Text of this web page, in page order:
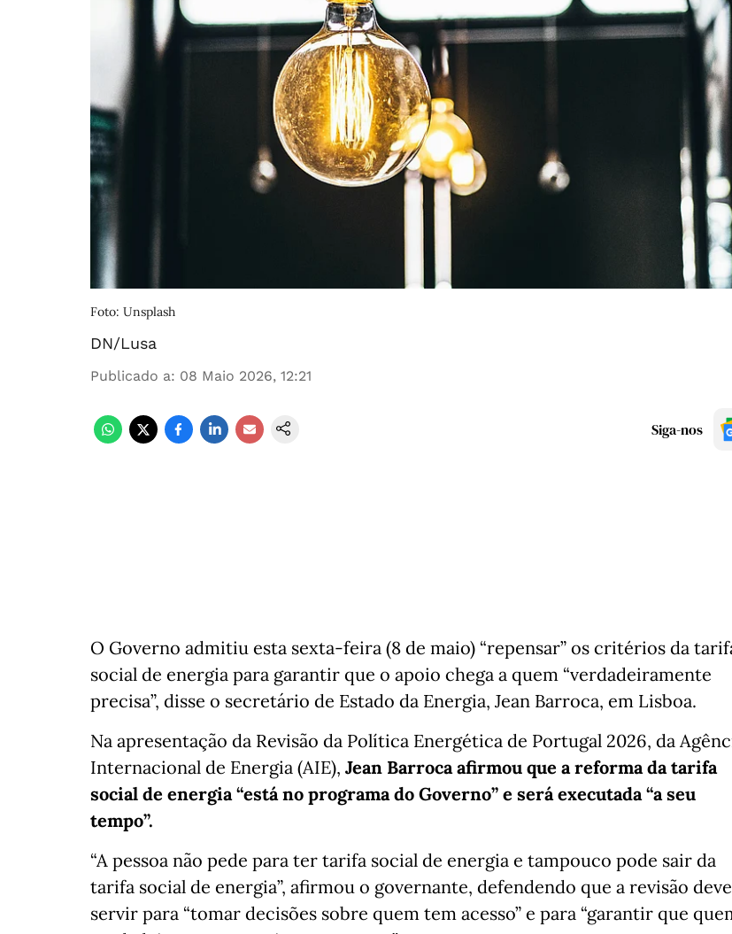
Foto: Unsplash
DN/Lusa
Publicado a: 08 Maio 2026, 12:21
Siga-nos
O Governo admitiu esta sexta-feira (8 de maio) “repensar” os critérios da
social de energia para garantir que o apoio chega a quem “verdadeiramente
precisa”, disse o secretário de Estado da Energia, Jean Barroca, em Lisboa.
Na apresentação da Revisão da Política Energética de Portugal 2026, da
Internacional de Energia (AIE), Jean Barroca afirmou que a reforma da tarifa
social de energia “está no programa do Governo” e será executada “a seu
tempo”.
“A pessoa não pede para ter tarifa social de energia e tampouco pode sair da
tarifa social de energia”, afirmou o governante, defendendo que a revisão deve
servir para “tomar decisões sobre quem tem acesso” e para “garantir que